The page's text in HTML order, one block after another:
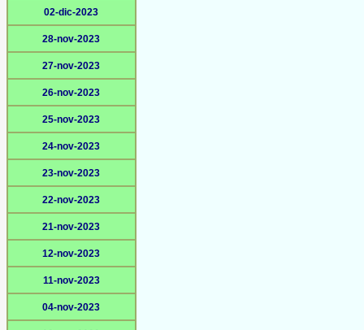
02-dic-2023
28-nov-2023
27-nov-2023
26-nov-2023
25-nov-2023
24-nov-2023
23-nov-2023
22-nov-2023
21-nov-2023
12-nov-2023
11-nov-2023
04-nov-2023